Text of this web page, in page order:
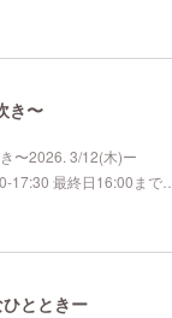
き〜
2026. 3/12(木)ー
最終日16:00まで…
とときー